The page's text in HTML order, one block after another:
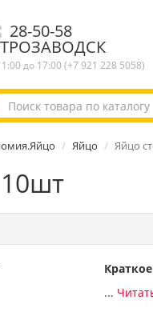
28-50-58
до 17:00 (+7 921 228 5058)
Яйцо Яйцо
...